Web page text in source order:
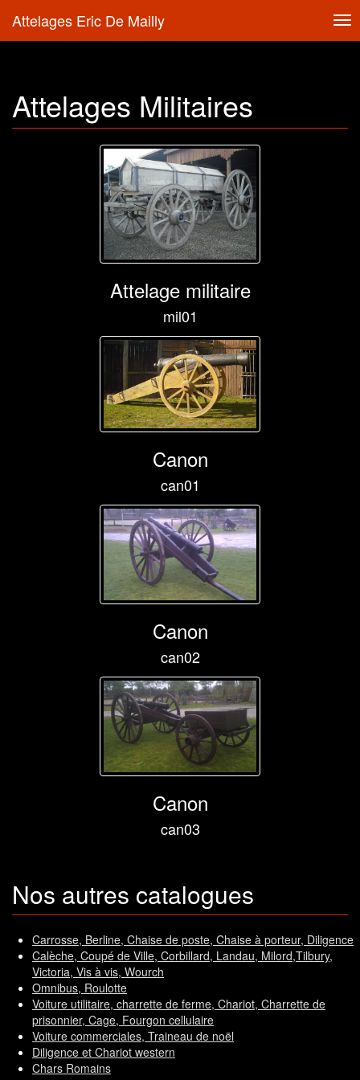
Attelages Eric De Mailly
Attelages Militaires
Attelage militaire
mil01
Canon
can01
Canon
can02
Canon
can03
Nos autres catalogues
Carrosse, Berline, Chaise de poste, Chaise à porteur, Diligence
Calèche, Coupé de Ville, Corbillard, Landau, Milord,Tilbury,
Victoria, Vis à vis, Wourch
Omnibus, Roulotte
Voiture utilitaire, charrette de ferme, Chariot, Charrette de
prisonnier, Cage, Fourgon cellulaire
Voiture commerciales, Traineau de noël
Diligence et Chariot western
Chars Romains